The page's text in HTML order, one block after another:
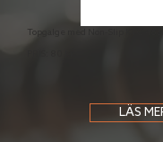
Topgalge med Non-Slip KTC
LÄS